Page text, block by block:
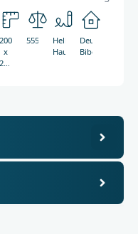
200
x
246
555g
Hellmut
Haug
Deutsche